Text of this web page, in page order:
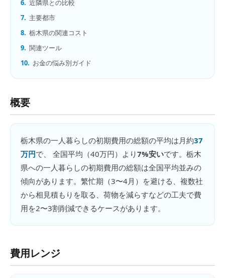
6. 近隣県との比較
7. 主要都市
8. 栃木県の関連コスト
9. 関連ツール
10. お金の悩み別ガイド
概要
栃木県の一人暮らしの初期費用の総額の平均は月約37
万円で、 全国平均（40万円）より7%安いです。 栃木
県への一人暮らしの初期費用の総額は全国平均並みの
傾向があります。繁忙期（3〜4月）を避ける、複数社
から相見積もりを取る、荷物を減らすなどの工夫で費
用を2〜3割削減できるケースがあります。
費用レンジ